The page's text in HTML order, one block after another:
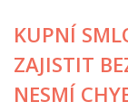
KUPNÍ
ZAJISTIT
NESMÍ